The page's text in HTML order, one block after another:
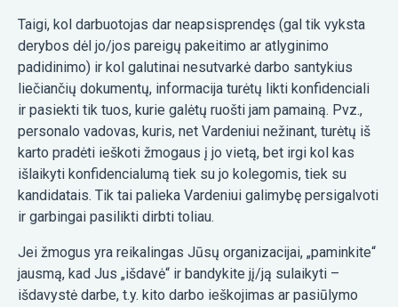
Taigi, kol darbuotojas dar neapsisprendęs (gal tik vyksta
derybos dėl jo/jos pareigų pakeitimo ar atlyginimo
padidinimo) ir kol galutinai nesutvarkė darbo santykius
liečiančių dokumentų, informacija turėtų likti konfidenciali
ir pasiekti tik tuos, kurie galėtų ruošti jam pamainą. Pvz.,
personalo vadovas, kuris, net Vardeniui nežinant, turėtų iš
karto pradėti ieškoti žmogaus į jo vietą, bet irgi kol kas
išlaikyti konfidencialumą tiek su jo kolegomis, tiek su
kandidatais. Tik tai palieka Vardeniui galimybę persigalvoti
ir garbingai pasilikti dirbti toliau.
Jei žmogus yra reikalingas Jūsų organizacijai, „paminkite“
jausmą, kad Jus „išdavė“ ir bandykite jį/ją sulaikyti –
išdavystė darbe, t.y. kito darbo ieškojimas ar pasiūlymo